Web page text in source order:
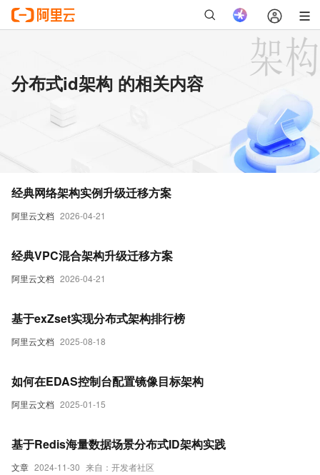
分布式id架构 的相关内容
阿里云文档 2026-04-21
经典网络架构实例升级迁移方案
阿里云文档 2026-04-21
经典VPC混合架构升级迁移方案
阿里云文档 2025-08-18
基于exZset实现分布式架构排行榜
阿里云文档 2025-01-15
如何在EDAS控制台配置镜像目标架构
文章 2024-11-30 来自：开发者社区
基于Redis海量数据场景分布式ID架构实践